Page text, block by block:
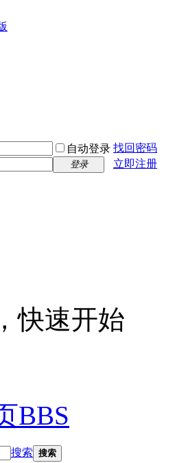
自动登录 找回密码
登录 立即注册
快速开始
BBS
搜索 搜索